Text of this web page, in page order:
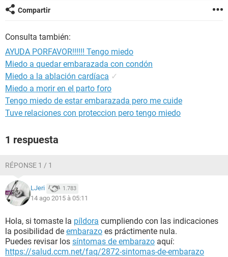
calculado es 28 o 29 de cada mes. Este mes de Agosto me
bajo el 1, por cuestiones de estrés y eso
Compartir
Consulta también:
AYUDA PORFAVOR!!!!!! Tengo miedo
Miedo a quedar embarazada con condón
Miedo a la ablación cardíaca ✓
Miedo a morir en el parto foro
Tengo miedo de estar embarazada pero me cuide
Tuve relaciones con proteccion pero tengo miedo
1 respuesta
RÉPONSE 1 / 1
LJeri 1.783
14 ago 2015 à 05:11
Hola, si tomaste la píldora cumpliendo con las indicaciones
la posibilidad de embarazo es práctimente nula.
Puedes revisar los síntomas de embarazo aquí:
https://salud.ccm.net/faq/2872-sintomas-de-embarazo